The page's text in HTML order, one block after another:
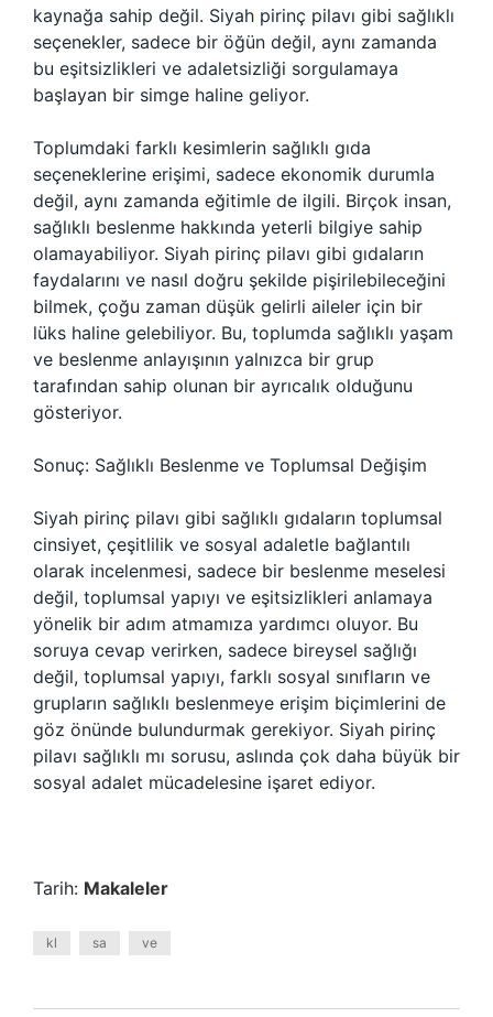
kaynağa sahip değil. Siyah pirinç pilavı gibi sağlıklı
seçenekler, sadece bir öğün değil, aynı zamanda
bu eşitsizlikleri ve adaletsizliği sorgulamaya
başlayan bir simge haline geliyor.
Toplumdaki farklı kesimlerin sağlıklı gıda
seçeneklerine erişimi, sadece ekonomik durumla
değil, aynı zamanda eğitimle de ilgili. Birçok insan,
sağlıklı beslenme hakkında yeterli bilgiye sahip
olamayabiliyor. Siyah pirinç pilavı gibi gıdaların
faydalarını ve nasıl doğru şekilde pişirilebileceğini
bilmek, çoğu zaman düşük gelirli aileler için bir
lüks haline gelebiliyor. Bu, toplumda sağlıklı yaşam
ve beslenme anlayışının yalnızca bir grup
tarafından sahip olunan bir ayrıcalık olduğunu
gösteriyor.
Sonuç: Sağlıklı Beslenme ve Toplumsal Değişim
Siyah pirinç pilavı gibi sağlıklı gıdaların toplumsal
cinsiyet, çeşitlilik ve sosyal adaletle bağlantılı
olarak incelenmesi, sadece bir beslenme meselesi
değil, toplumsal yapıyı ve eşitsizlikleri anlamaya
yönelik bir adım atmamıza yardımcı oluyor. Bu
soruya cevap verirken, sadece bireysel sağlığı
değil, toplumsal yapıyı, farklı sosyal sınıfların ve
grupların sağlıklı beslenmeye erişim biçimlerini de
göz önünde bulundurmak gerekiyor. Siyah pirinç
pilavı sağlıklı mı sorusu, aslında çok daha büyük bir
sosyal adalet mücadelesine işaret ediyor.
Tarih: Makaleler
kl sa ve